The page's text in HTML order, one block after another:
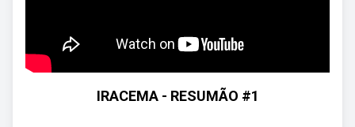
IRACEMA - RESUMÃO #1